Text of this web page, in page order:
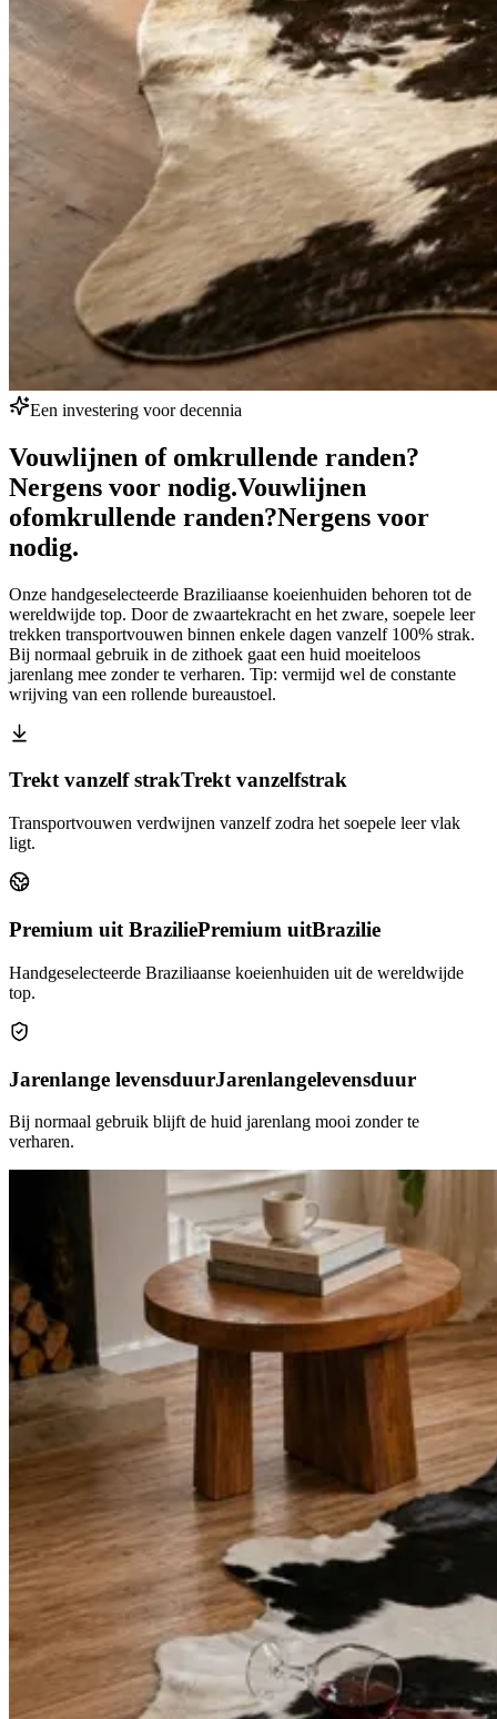
Een investering voor decennia
Vouwlijnen of omkrullende randen?
Nergens voor nodig.Vouwlijnen
ofomkrullende randen?Nergens voor
nodig.
Onze handgeselecteerde Braziliaanse koeienhuiden behoren tot de
wereldwijde top. Door de zwaartekracht en het zware, soepele leer
trekken transportvouwen binnen enkele dagen vanzelf 100% strak.
Bij normaal gebruik in de zithoek gaat een huid moeiteloos
jarenlang mee zonder te verharen. Tip: vermijd wel de constante
wrijving van een rollende bureaustoel.
Trekt vanzelf strakTrekt vanzelfstrak
Transportvouwen verdwijnen vanzelf zodra het soepele leer vlak
ligt.
Premium uit BraziliePremium uitBrazilie
Handgeselecteerde Braziliaanse koeienhuiden uit de wereldwijde
top.
Jarenlange levensduurJarenlangelevensduur
Bij normaal gebruik blijft de huid jarenlang mooi zonder te
verharen.